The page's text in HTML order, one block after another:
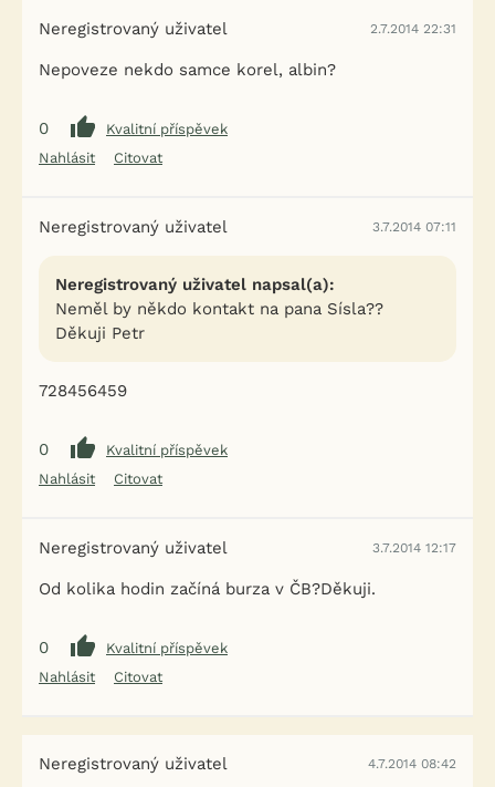
Neregistrovaný uživatel 2.7.2014 22:31
Nepoveze nekdo samce korel, albin?
0
Kvalitní příspěvek
Nahlásit
Citovat
Neregistrovaný uživatel 3.7.2014 07:11
Neregistrovaný uživatel napsal(a):
Neměl by někdo kontakt na pana Sísla??
Děkuji Petr
728456459
0
Kvalitní příspěvek
Nahlásit
Citovat
Neregistrovaný uživatel 3.7.2014 12:17
Od kolika hodin začíná burza v ČB?Děkuji.
0
Kvalitní příspěvek
Nahlásit
Citovat
Neregistrovaný uživatel 4.7.2014 08:42